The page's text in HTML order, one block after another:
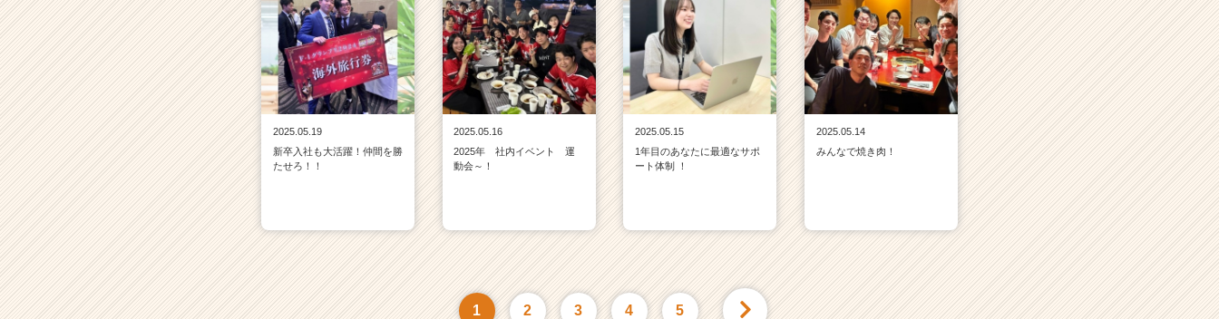
2025.05.19
新卒入社も大活躍！仲間を勝
たせろ！！
2025.05.16
2025年 社内イベント 運
動会～！
2025.05.15
1年目のあなたに最適なサポ
ート体制 ！
2025.05.14
みんなで焼き肉！
1 2 3 4 5